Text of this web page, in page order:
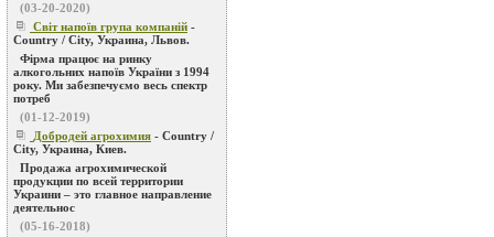
(03-20-2020)
Світ напоїв група компаній -
Country / City, Украина, Львов.
Фірма працює на ринку
алкогольних напоїв України з 1994
року. Ми забезпечуємо весь спектр
потреб
(01-12-2019)
Добродей агрохимия - Country /
City, Украина, Киев.
Продажа агрохимической
продукции по всей территории
Украини – это главное направление
деятельнос
(05-16-2018)